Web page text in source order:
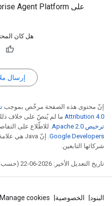
على Gemini Enterprise Agent Platform.
هل كان
إرسال
إنّ محتوى هذه الصفحة مرخّص بموجب
Attribution 4.0‏ ما لم يُنصّ على خلاف
ترخيص Apache 2.0‏
. للاطّلاع على
Google Developers‏
شركائها التابعين.
تاريخ التعديل الأخير: 2026-06-22 (حسب التوقيت العالمي المتفَّق عليه)
البنود الخصوصية Manage cookies